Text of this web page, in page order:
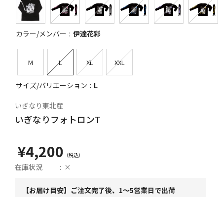
カラー/メンバー 伊達花彩
M L XL XXL
サイズ/バリエーション L
いぎなり東北産
いぎなりフォトロンT
¥4,200
在庫状況 ×
【お届け目安】ご注文完了後、1～5営業日で出荷